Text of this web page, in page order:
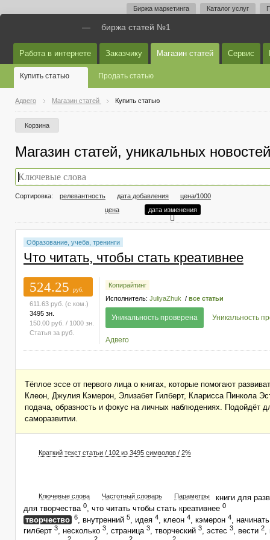
Биржа маркетинга Каталог услуг
— биржа статей №1
Работа в интернете Заказчику Магазин статей Сервис
Купить статью Продать статью
Адвего Магазин статей Купить статью
Корзина
Магазин статей, уникальных
Сортировка: релевантность
дата добавления
цена
цена/1000
дата изменения
Образование, учеба, тренинги
Что читать, чтобы стать креативнее
524.25
руб.
611.63 руб. (с ком.)
3495 зн.
150.00 руб. / 1000 зн.
Статья за руб.
Копирайтинг
Исполнитель: JuliyaZhuk / все статьи
Уникальность проверена Уникальность
Адвего
Тёплое эссе от первого лица о книгах, которые помогают
Клеон, Джулия Кэмерон, Элизабет Гилберт, Кларисса Пинкола
подача, образность и фокус на личных наблюдениях. Подойдёт
саморазвитии.
Краткий текст статьи / 102 из 3495 символов / 2%
Ключевые слова Частотный словарь Параметры